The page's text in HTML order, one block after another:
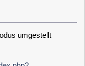
unter